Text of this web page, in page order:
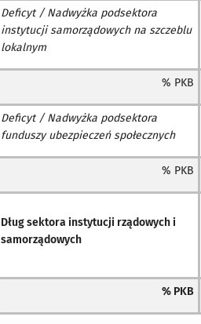
Deficyt / Nadwyżka podsektora
instytucji samorządowych na szczeblu
lokalnym
% PKB
Deficyt / Nadwyżka podsektora
funduszy ubezpieczeń społecznych
% PKB
Dług sektora instytucji rządowych i
samorządowych
% PKB